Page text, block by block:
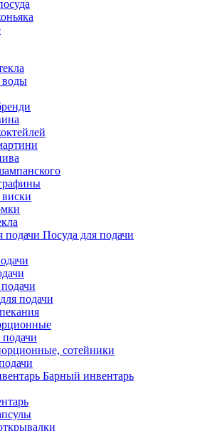
воды
Посуда для подачи
подачи
сотейники
Барный инвентарь